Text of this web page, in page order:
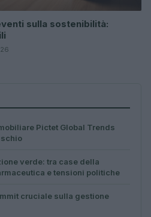
sulla sostenibilità:
Pictet Global Trends
verde: tra case della
e tensioni politiche
cruciale sulla gestione